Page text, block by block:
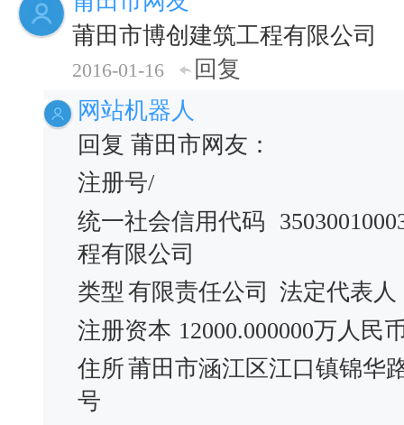
莆田市博创建筑工程有限公司
2016-01-16
回复
网站机器人
回复 莆田市网友：
注册号/
统一社会信用代码
程有限公司
类型 有限责任公司
法定代表人
注册资本 12000.000000万人民
住所莆田市涵江区江口镇锦华
号